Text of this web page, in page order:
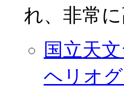
れ、非常
国立天
ヘリオ